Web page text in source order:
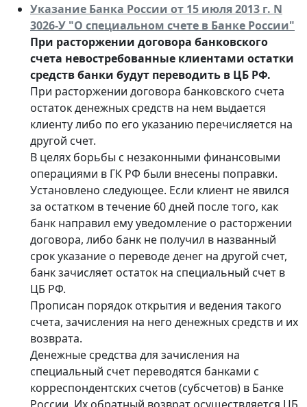
Указание Банка России от 15 июля 2013 г. N
3026-У "О специальном счете в Банке России"
При расторжении договора банковского
счета невостребованные клиентами остатки
средств банки будут переводить в ЦБ РФ.
При расторжении договора банковского счета
остаток денежных средств на нем выдается
клиенту либо по его указанию перечисляется на
другой счет.
В целях борьбы с незаконными финансовыми
операциями в ГК РФ были внесены поправки.
Установлено следующее. Если клиент не явился
за остатком в течение 60 дней после того, как
банк направил ему уведомление о расторжении
договора, либо банк не получил в названный
срок указание о переводе денег на другой счет,
банк зачисляет остаток на специальный счет в
ЦБ РФ.
Прописан порядок открытия и ведения такого
счета, зачисления на него денежных средств и их
возврата.
Денежные средства для зачисления на
специальный счет переводятся банками с
корреспондентских счетов (субсчетов) в Банке